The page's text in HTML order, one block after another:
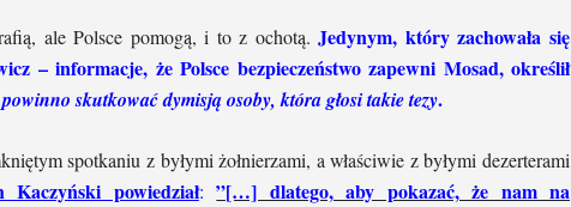
ale Polsce pomogą, i to z ochotą.Jedynym, który zachowała się
– informacje, że Polsce bezpieczeństwo zapewni Mosad, określił
skutkować dymisją osoby, która głosi takie tezy.
spotkaniu z byłymi żołnierzami, a właściwie z byłymi dezerterami
Kaczyński powiedział:”[…] dlatego, aby pokazać, że nam na